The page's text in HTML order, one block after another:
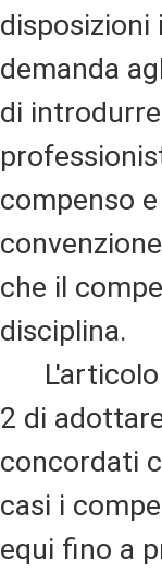
disposizioni
demanda
di
compenso
che il
disciplina.
L'articolo
2 di
concordati
casi i
equi fino a